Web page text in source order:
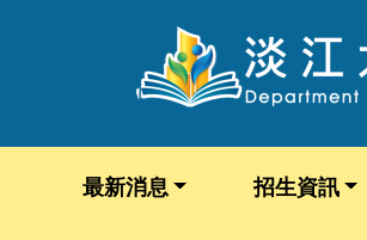
最新消息 招生資訊